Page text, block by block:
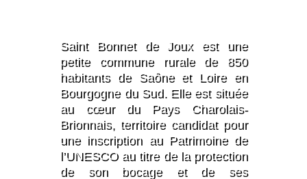
Saint Bonnet de Joux est une
petite commune rurale de 850
habitants de Saône et Loire en
Bourgogne du Sud. Elle est située
au cœur du Pays Charolais-
Brionnais, territoire candidat pour
une inscription au Patrimoine de
l’UNESCO au titre de la protection
de son bocage et de ses